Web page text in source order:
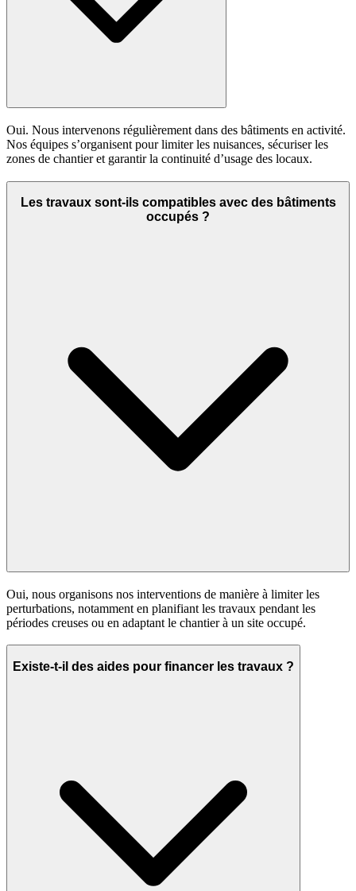
Oui. Nous intervenons régulièrement dans des bâtiments en activité.
Nos équipes s’organisent pour limiter les nuisances, sécuriser les
zones de chantier et garantir la continuité d’usage des locaux.
Les travaux sont-ils compatibles avec des bâtiments
occupés ?
Oui, nous organisons nos interventions de manière à limiter les
perturbations, notamment en planifiant les travaux pendant les
périodes creuses ou en adaptant le chantier à un site occupé.
Existe-t-il des aides pour financer les travaux ?